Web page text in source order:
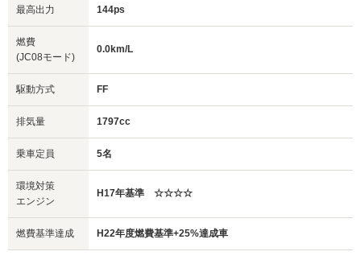
最高出力 144ps
燃費
(JC08モード)
0.0km/L
駆動方式 FF
排気量 1797cc
乗車定員 5名
環境対策
エンジン
H17年基準 ☆☆☆☆
燃費基準達成 H22年度燃費基準+25%達成車